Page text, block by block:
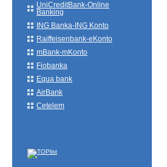
UniCreditBank-Online
Banking
ING Banka-ING Konto
Raiffeisenbank-eKonto
mBank-mKonto
Fiobanka
Equa bank
AirBank
Cetelem